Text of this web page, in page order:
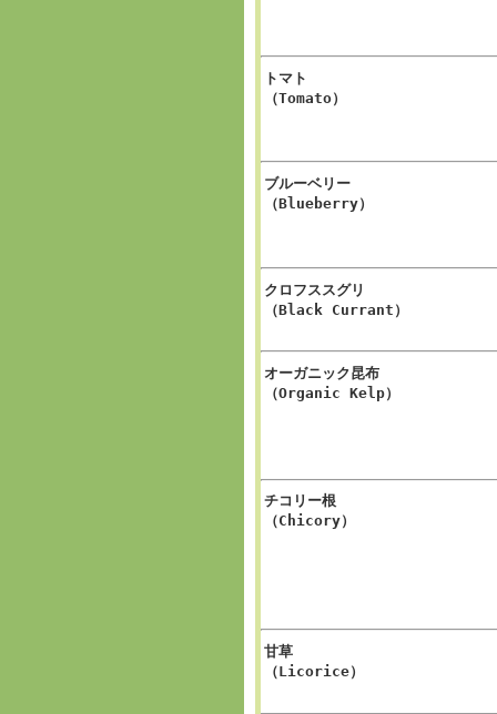
トマト
（Tomato）
ブルーベリー
（Blueberry）
クロフススグリ
（Black Currant）
オーガニック昆布
（Organic Kelp）
チコリー根
（Chicory）
甘草
（Licorice）